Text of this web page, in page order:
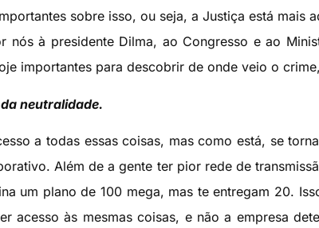
sobre isso, ou seja, a Justiça está mais
nós à presidente Dilma, ao Congresso e ao
importantes para descobrir de onde veio o
neutralidade.
a todas essas coisas, mas como está, se
Além de a gente ter pior rede de
um plano de 100 mega, mas te entregam 20.
acesso às mesmas coisas, e não a empresa